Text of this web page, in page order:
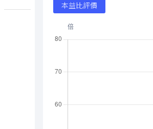
本益比評價